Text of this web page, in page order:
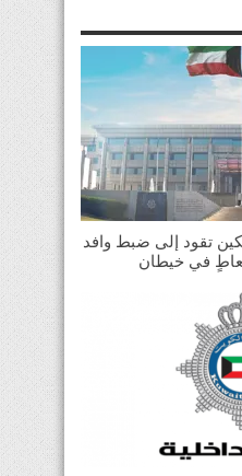
تقود إلى ضبط وافد
في خيطان